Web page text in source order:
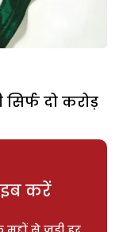
दो करोड़
करें